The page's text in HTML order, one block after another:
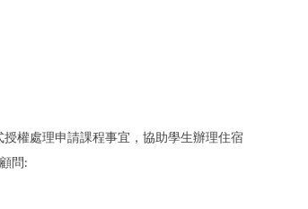
權處理申請課程事宜，協助學生辦理住宿
問: